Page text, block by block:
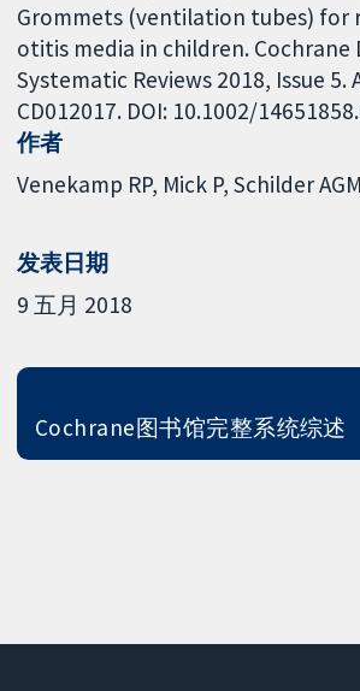
Grommets (ventilation tubes) for
otitis media in children. Cochrane
Systematic Reviews 2018, Issue 5.
CD012017. DOI: 10.1002/
作者
Venekamp RP Mick P Schilder AGM
发表日期
9 五月 2018
Cochrane图书馆完整系统综述